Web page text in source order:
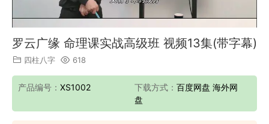
罗云广缘 命理课实战高级班 视频13集(带字幕)
四柱八字 618
产品编号： XS1002 下载方式： 百度网盘 海外网
盘